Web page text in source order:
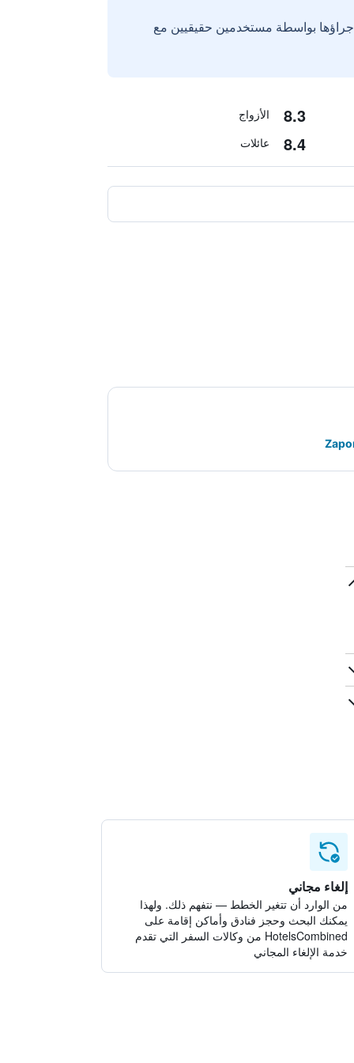
بواسطة مستخدمين حقيقيين مع
8.3 الأزواج
8.4 عائلات
إلغاء مجاني
من الوارد أن تتغير الخطط — نتفهم ذلك. ولهذا
يمكنك البحث وحجز فنادق وأماكن إقامة على
HotelsCombined من وكالات السفر التي تقدم
خدمة الإلغاء المجاني